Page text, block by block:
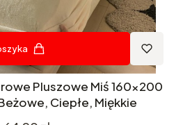
Pluszowe Miś 160x200
Ciepłe, Miękkie